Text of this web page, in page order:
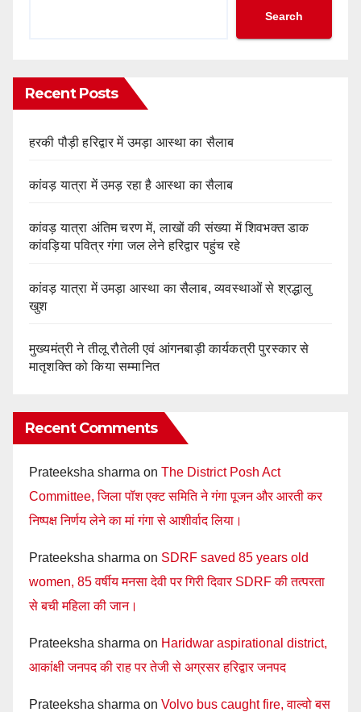
Search
Recent Posts
हरकी पौड़ी हरिद्वार में उमड़ा आस्था का सैलाब
कांवड़ यात्रा में उमड़ रहा है आस्था का सैलाब
कांवड़ यात्रा अंतिम चरण में, लाखों की संख्या में शिवभक्त डाक
कांवड़िया पवित्र गंगा जल लेने हरिद्वार पहुंच रहे
कांवड़ यात्रा में उमड़ा आस्था का सैलाब, व्यवस्थाओं से श्रद्धालु
खुश
मुख्यमंत्री ने तीलू रौतेली एवं आंगनबाड़ी कार्यकत्री पुरस्कार से
मातृशक्ति को किया सम्मानित
Recent Comments
Prateeksha sharma on The District Posh Act
Committee, जिला पॉश एक्ट समिति ने गंगा पूजन और आरती कर
निष्पक्ष निर्णय लेने का मां गंगा से आशीर्वाद लिया।
Prateeksha sharma on SDRF saved 85 years old
women, 85 वर्षीय मनसा देवी पर गिरी दिवार SDRF की तत्परता
से बची महिला की जान।
Prateeksha sharma on Haridwar aspirational district,
आकांक्षी जनपद की राह पर तेजी से अग्रसर हरिद्वार जनपद
Prateeksha sharma on Volvo bus caught fire, वाल्वो बस